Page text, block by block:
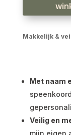
Makkelijk &
Met naam
Veilig en
mijn eigen